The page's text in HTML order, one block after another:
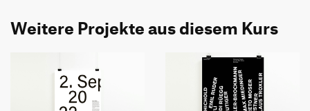
Weitere Projekte aus diesem Kurs